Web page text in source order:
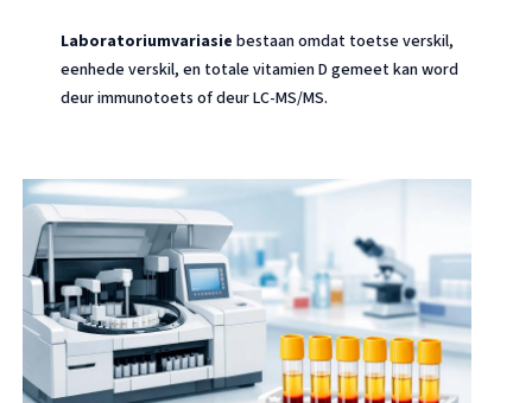
Laboratoriumvariasie bestaan omdat toetse verskil,
eenhede verskil, en totale vitamien D gemeet kan word
deur immunotoets of deur LC-MS/MS.
Norsk bokmål